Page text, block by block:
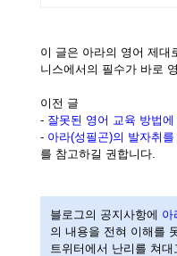
이 글은 아라의 영어 제대
니스에서의 필수가 바로
이전 글
- 잘못된 영어 교육 방법
- 아라(성필곤)의 발자취
를 참고하길 권합니다.
블로그의 공지사항에 아
의 내용을 전혀 이해를
트위터에서 난리를 쳐